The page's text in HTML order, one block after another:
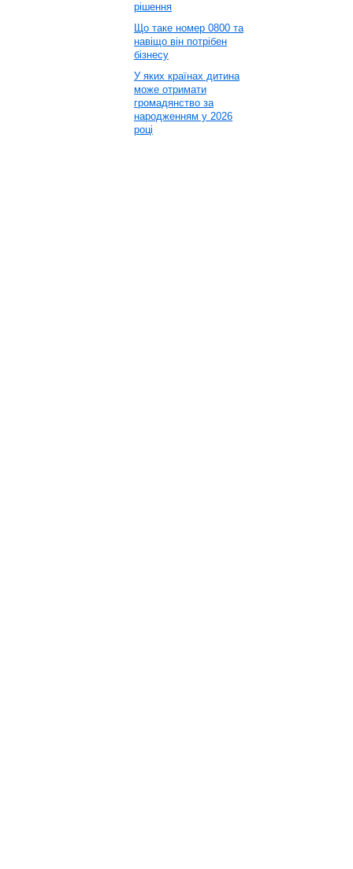
рішення
Що таке номер 0800 та
навіщо він потрібен
бізнесу
У яких країнах дитина
може отримати
громадянство за
народженням у 2026
році